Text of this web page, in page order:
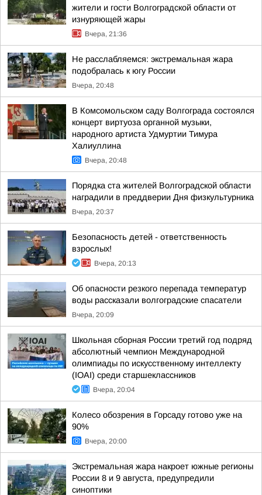
жители и гости Волгоградской области от
изнуряющей жары
Вчера, 21:36
Не расслабляемся: экстремальная жара
подобралась к югу России
Вчера, 20:48
В Комсомольском саду Волгограда состоялся
концерт виртуоза органной музыки,
народного артиста Удмуртии Тимура
Халиуллина
Вчера, 20:48
Порядка ста жителей Волгоградской области
наградили в преддверии Дня физкультурника
Вчера, 20:37
Безопасность детей - ответственность
взрослых!
Вчера, 20:13
Об опасности резкого перепада температур
воды рассказали волгоградские спасатели
Вчера, 20:09
Школьная сборная России третий год подряд
абсолютный чемпион Международной
олимпиады по искусственному интеллекту
(IOAI) среди старшеклассников
Вчера, 20:04
Колесо обозрения в Горсаду готово уже на
90%
Вчера, 20:00
Экстремальная жара накроет южные регионы
России 8 и 9 августа, предупредили
синоптики